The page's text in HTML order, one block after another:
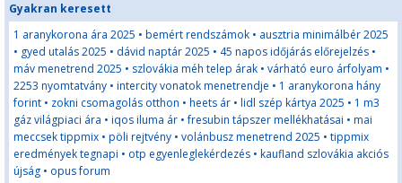
Gyakran keresett
1 aranykorona ára 2025 • bemért rendszámok • ausztria minimálbér 2025
• gyed utalás 2025 • dávid naptár 2025 • 45 napos időjárás előrejelzés •
máv menetrend 2025 • szlovákia méh telep árak • várható euro árfolyam •
2253 nyomtatvány • intercity vonatok menetrendje • 1 aranykorona hány
forint • zokni csomagolás otthon • heets ár • lidl szép kártya 2025 • 1 m3
gáz világpiaci ára • iqos iluma ár •fresubin tápszer mellékhatásai • mai
meccsek tippmix • pöli rejtvény • volánbusz menetrend 2025 • tippmix
eredmények tegnapi • otp egyenleglekérdezés • kaufland szlovákia akciós
újság • opus forum